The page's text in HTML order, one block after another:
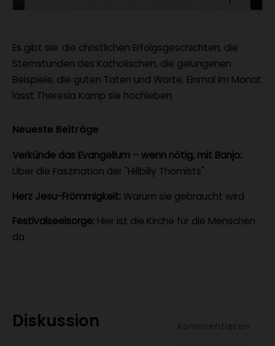
Es gibt sie: die christlichen Erfolgsgeschichten, die
Sternstunden des Katholischen, die gelungenen
Beispiele, die guten Taten und Worte. Einmal im Monat
lässt Theresia Kamp sie hochleben.
Neueste Beiträge
Verkünde das Evangelium – wenn nötig, mit Banjo:
Über die Faszination der "Hillbilly Thomists"
Herz Jesu-Frömmigkeit: Warum sie gebraucht wird
Festivalseelsorge: Hier ist die Kirche für die Menschen
da
Diskussion Kommentieren